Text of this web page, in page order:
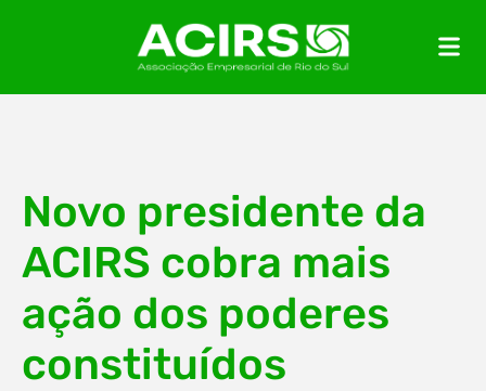
Novo presidente da
ACIRS cobra mais
ação dos poderes
constituídos